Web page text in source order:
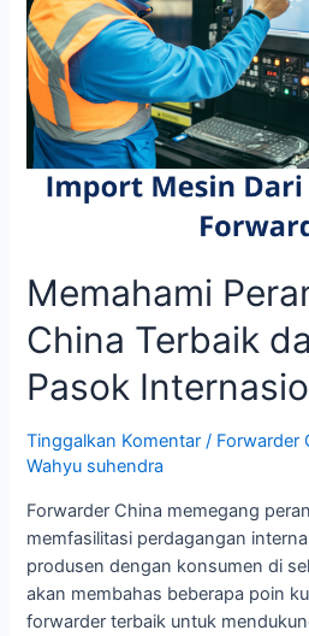
Memahami
China Terbaik
Pasok
Tinggalkan Komentar / Forwarder
Wahyu suhendra
Forwarder China memegang
memfasilitasi perdagangan
produsen dengan konsumen di
akan membahas beberapa poin
forwarder terbaik untuk